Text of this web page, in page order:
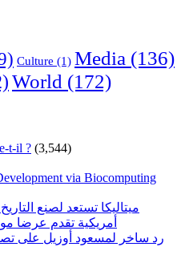
Culture (1) Media (136)
World (172)
t-il ? (3,544)
via Biocomputing
ميتاليكا تستعد لصنع
أمريكية تقدم عرضا
رد ساخر لمسعود أوزيل على